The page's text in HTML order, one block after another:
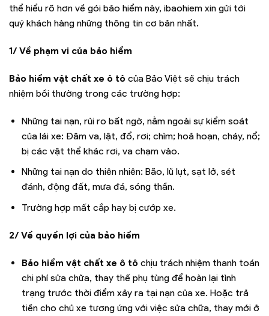
thể hiểu rõ hơn về gói bảo hiểm này, ibaohiem xin gửi tới
quý khách hàng những thông tin cơ bản nhất.
1/ Về phạm vi của bảo hiểm
Bảo hiểm vật chất xe ô tô của Bảo Việt sẽ chịu trách
nhiệm bồi thường trong các trường hợp:
Những tai nạn, rủi ro bất ngờ, nằm ngoài sự kiểm soát
của lái xe: Đâm va, lật, đổ, rơi; chìm; hoả hoạn, cháy, nổ;
bị các vật thể khác rơi, va chạm vào.
Những tai nạn do thiên nhiên: Bão, lũ lụt, sạt lở, sét
đánh, động đất, mưa đá, sóng thần.
Trường hợp mất cắp hay bị cướp xe.
2/ Về quyền lợi của bảo hiểm
Bảo hiểm vật chất xe ô tô chịu trách nhiệm thanh toán
chi phí sửa chữa, thay thế phụ tùng để hoàn lại tình
trạng trước thời điểm xảy ra tại nạn của xe. Hoặc trả
tiền cho chủ xe tương ứng với việc sửa chữa, thay mới ở